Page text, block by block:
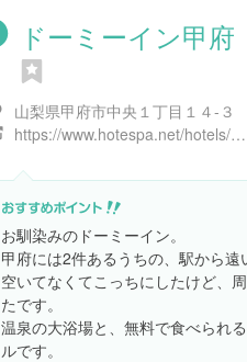
ドーミーイン甲府
山梨県甲府市中央１丁目１４-３
https://www.hotespa.net/hotels/kofu/
お馴染みのドーミーイン。
甲府には2件あるうちの、駅から遠
空いてなくてこっちにしたけど、
たです。
温泉の大浴場と、無料で食べられ
ルです。